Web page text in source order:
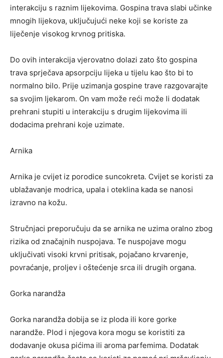
interakciju s raznim lijekovima. Gospina trava slabi učinke
mnogih lijekova, uključujući neke koji se koriste za
liječenje visokog krvnog pritiska.
Do ovih interakcija vjerovatno dolazi zato što gospina
trava sprječava apsorpciju lijeka u tijelu kao što bi to
normalno bilo. Prije uzimanja gospine trave razgovarajte
sa svojim ljekarom. On vam može reći može li dodatak
prehrani stupiti u interakciju s drugim lijekovima ili
dodacima prehrani koje uzimate.
Arnika
Arnika je cvijet iz porodice suncokreta. Cvijet se koristi za
ublažavanje modrica, upala i oteklina kada se nanosi
izravno na kožu.
Stručnjaci preporučuju da se arnika ne uzima oralno zbog
rizika od značajnih nuspojava. Te nuspojave mogu
uključivati ​​visoki krvni pritisak, pojačano krvarenje,
povraćanje, proljev i oštećenje srca ili drugih organa.
Gorka narandža
Gorka narandža dobija se iz ploda ili kore gorke
narandže. Plod i njegova kora mogu se koristiti za
dodavanje okusa pićima ili aroma parfemima. Dodatak